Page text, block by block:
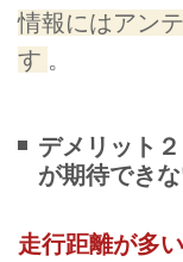
情報にはアン
す 。
デメリット
が期待でき
走行距離が多